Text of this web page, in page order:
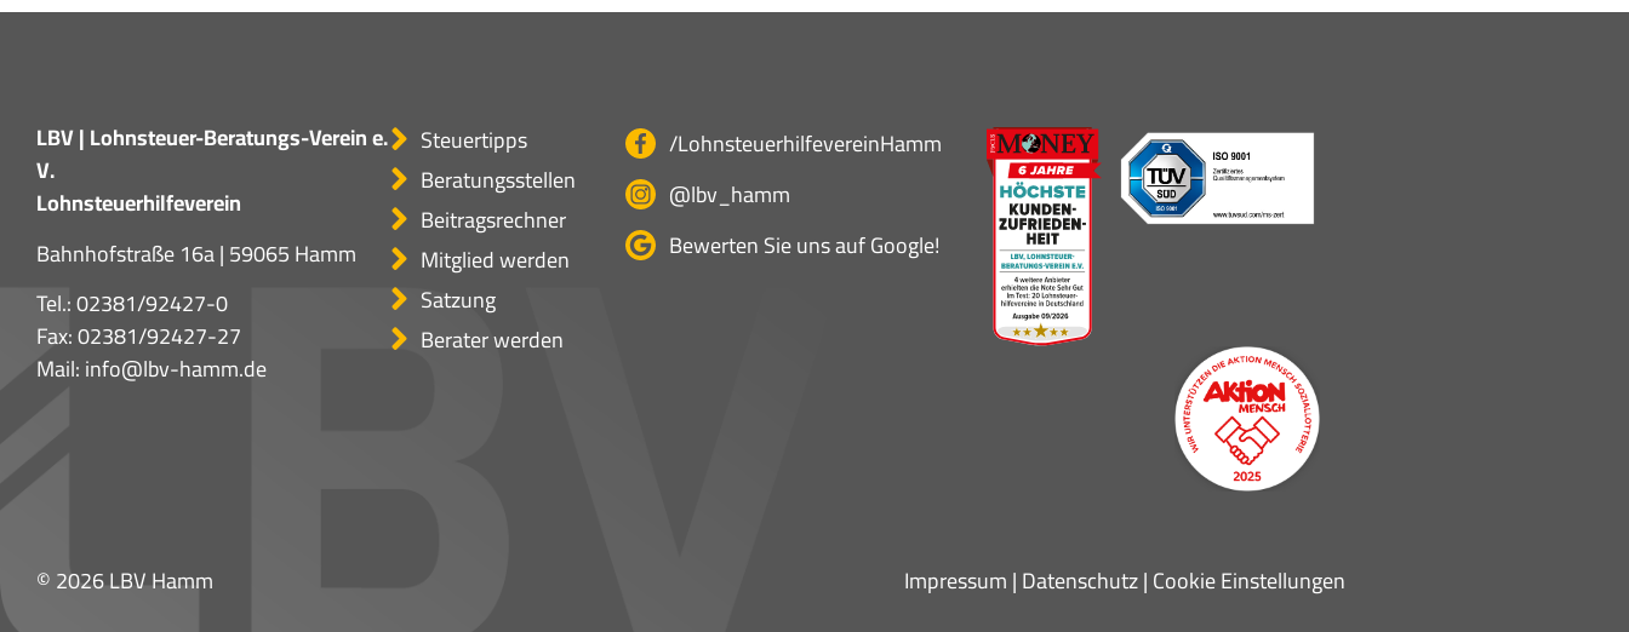
LBV | Lohnsteuer-Beratungs-Verein e.
V.
Lohnsteuerhilfeverein
Bahnhofstraße 16a | 59065 Hamm
Tel.:02381/92427-0
Fax: 02381/92427-27
Mail:info@lbv-hamm.de
Steuertipps
Beratungsstellen
Beitragsrechner
Mitglied werden
Satzung
Berater werden
/LohnsteuerhilfevereinHamm
@lbv_hamm
Bewerten Sie uns auf Google!
© 2026 LBV Hamm Impressum|Datenschutz|Cookie Einstellungen